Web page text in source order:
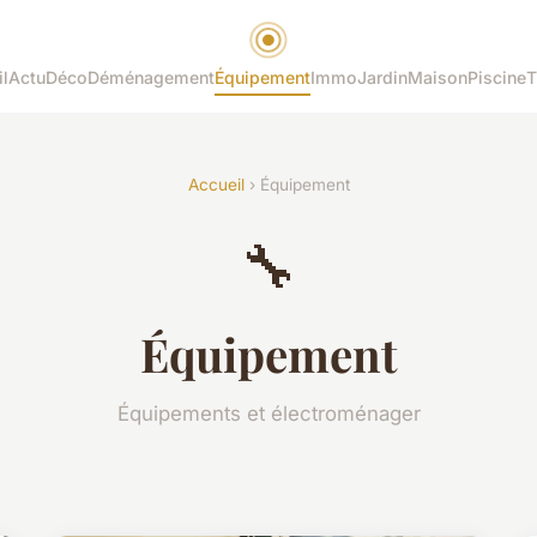
ActuDécoDéménagementÉquipementImmoJardinMaisonPiscine
Accueil› Équipement
🔧
Équipement
Équipements et électroménager